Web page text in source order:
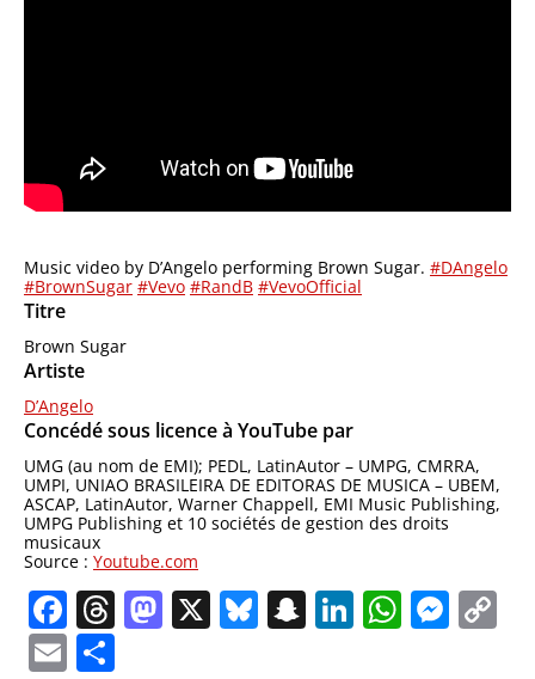
Music video by D’Angelo performing Brown Sugar. #DAngelo
#BrownSugar #Vevo #RandB #VevoOfficial
Titre
Brown Sugar
Artiste
D’Angelo
Concédé sous licence à YouTube par
UMG (au nom de EMI); PEDL, LatinAutor – UMPG, CMRRA,
UMPI, UNIAO BRASILEIRA DE EDITORAS DE MUSICA – UBEM,
ASCAP, LatinAutor, Warner Chappell, EMI Music Publishing,
UMPG Publishing et 10 sociétés de gestion des droits
musicaux
Source : Youtube.com
Facebook
Threads
Mastodon
X Bluesky
Snapchat
LinkedIn
Email